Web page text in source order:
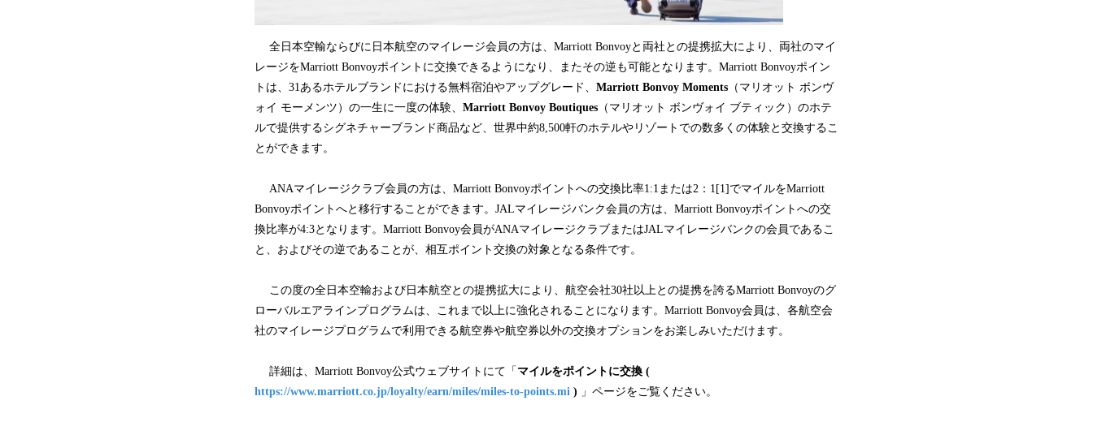
全日本空輸ならびに日本航空のマイレージ会員の方は、Marriott Bonvoyと両社との提携拡大により、両社のマイ
レージをMarriott Bonvoyポイントに交換できるようになり、またその逆も可能となります。Marriott Bonvoyポイン
トは、31あるホテルブランドにおける無料宿泊やアップグレード、 Marriott Bonvoy Moments （マリオット ボンヴ
ォイ モーメンツ）の一生に一度の体験、 Marriott Bonvoy Boutiques （マリオット ボンヴォイ ブティック）のホテ
ルで提供するシグネチャーブランド商品など、世界中約8,500軒のホテルやリゾートでの数多くの体験と交換するこ
とができます。
ANAマイレージクラブ会員の方は、Marriott Bonvoyポイントへの交換比率1:1または2：1[1]でマイルをMarriott
Bonvoyポイントへと移行することができます。JALマイレージバンク会員の方は、Marriott Bonvoyポイントへの交
換比率が4:3となります。Marriott Bonvoy会員がANAマイレージクラブまたはJALマイレージバンクの会員であるこ
と、およびその逆であることが、相互ポイント交換の対象となる条件です。
この度の全日本空輸および日本航空との提携拡大により、航空会社30社以上との提携を誇るMarriott Bonvoyのグ
ローバルエアラインプログラムは、これまで以上に強化されることになります。Marriott Bonvoy会員は、各航空会
社のマイレージプログラムで利用できる航空券や航空券以外の交換オプションをお楽しみいただけます。
詳細は、Marriott Bonvoy公式ウェブサイトにて「 マイルをポイントに交換 (
https://www.marriott.co.jp/loyalty/earn/miles/miles-to-points.mi ) 」ページをご覧ください。